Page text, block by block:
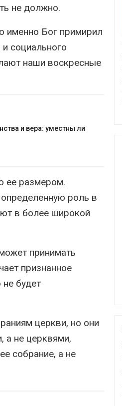
не должно.
именно Бог примирил
социального
наши воскресные
и вера: уместны ли
ее размером.
роль в
в более широкой
принимать
признанное
будет
церкви, но они
а не церквями,
собрание, а не